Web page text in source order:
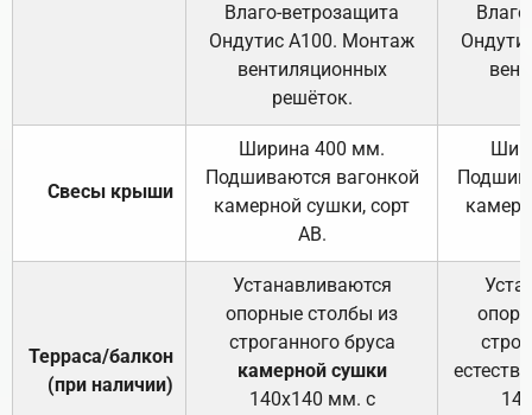
Влаго-ветрозащита
Ондутис А100. Монтаж
вентиляционных
решёток.
Свесы крыши
Ширина 400 мм.
Подшиваются вагонкой
камерной сушки, сорт
АВ.
Терраса/балкон
(при наличии)
Устанавливаются
опорные столбы из
строганного бруса
камерной сушки
140х140 мм. с